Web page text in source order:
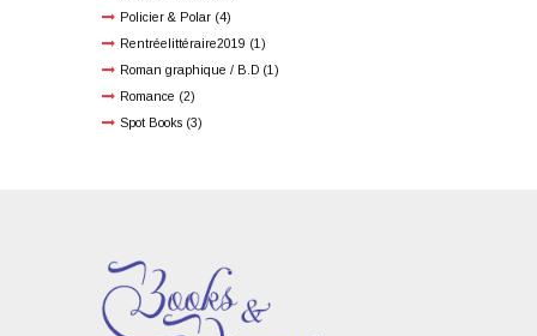
Policier & Polar(4)
Rentréelittéraire2019 (1)
Roman graphique / B.D(1)
Romance (2)
Spot Books(3)